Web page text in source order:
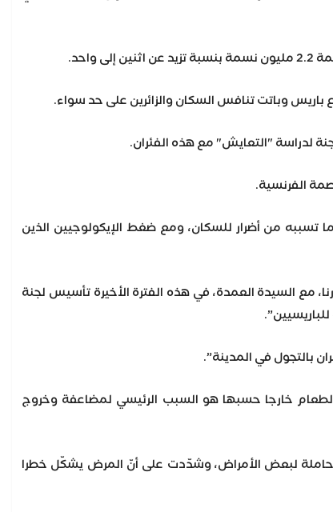
لدراسة "التعايش" مع هذه الفئران.
الفرنسية.
تسببه من أضرار للسكان، ومع ضغط الإيكولوجيين الذين
مع السيدة العمدة، في هذه الفترة الأخيرة تأسيس لجنة
بالتجول في المدينة”.
الطعام خارجا حسبها هو السبب الرئيسي لمضاعفة وخروج
لبعض الأمراض، وشدّدت على أنّ المرض يشكّل خطرا